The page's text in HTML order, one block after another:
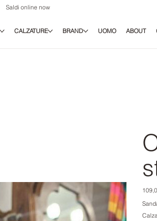
Saldi online now
CALZATURE BRAND UOMO ABOUT
Prezzo